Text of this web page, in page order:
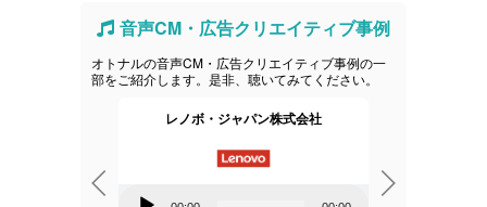
音声CM・広告クリエイティブ事例
オトナルの音声CM・広告クリエイティブ事例の一
部をご紹介します。是非、聴いてみてください。
レノボ・ジャパン株式会社